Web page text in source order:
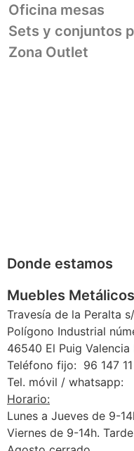
Oficina mesas
Sets y conjuntos
Zona Outlet
Donde estamos
Muebles
Travesía de la Peralta
Polígono Industrial
46540 El Puig Valencia
Teléfono fijo: 96 147
Tel. móvil / whatsapp:
Horario:
Lunes a Jueves de 9-
Viernes de 9-14h.